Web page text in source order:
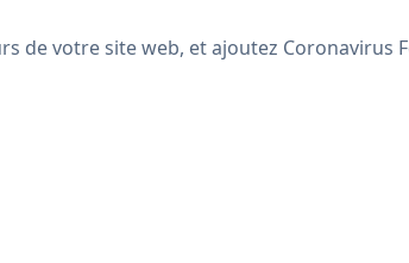
de votre site web, et ajoutez Coronavirus